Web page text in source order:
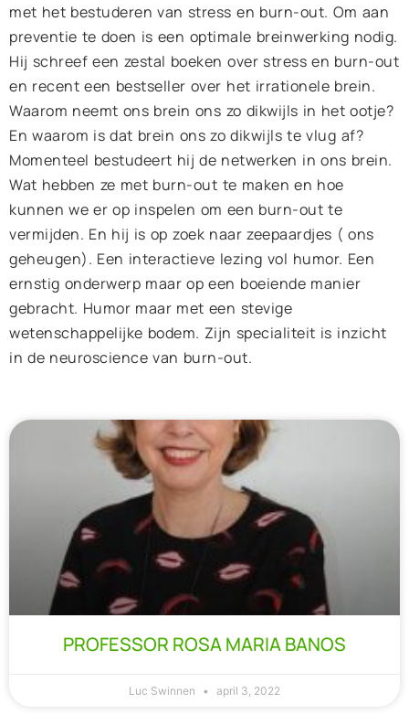
met het bestuderen van stress en burn-out. Om aan
preventie te doen is een optimale breinwerking nodig.
Hij schreef een zestal boeken over stress en burn-out
en recent een bestseller over het irrationele brein.
Waarom neemt ons brein ons zo dikwijls in het ootje?
En waarom is dat brein ons zo dikwijls te vlug af?
Momenteel bestudeert hij de netwerken in ons brein.
Wat hebben ze met burn-out te maken en hoe
kunnen we er op inspelen om een burn-out te
vermijden. En hij is op zoek naar zeepaardjes ( ons
geheugen). Een interactieve lezing vol humor. Een
ernstig onderwerp maar op een boeiende manier
gebracht. Humor maar met een stevige
wetenschappelijke bodem. Zijn specialiteit is inzicht
in de neuroscience van burn-out.
PROFESSOR ROSA MARIA BANOS
Luc Swinnen april 3, 2022